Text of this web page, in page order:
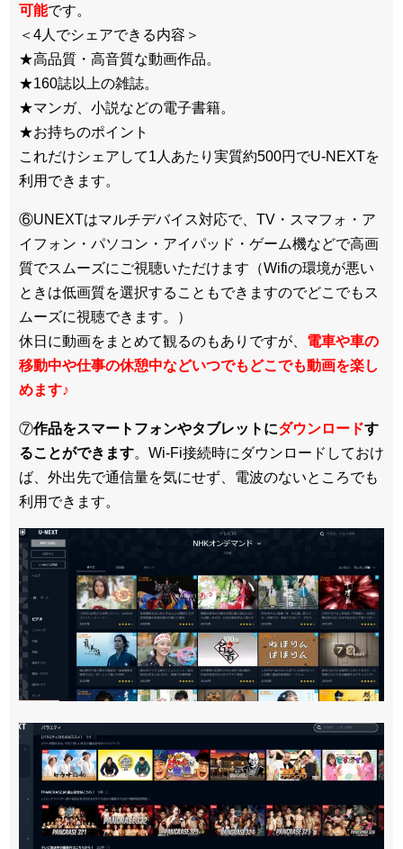
可能です。
＜4人でシェアできる内容＞
★高品質・高音質な動画作品。
★160誌以上の雑誌。
★マンガ、小説などの電子書籍。
★お持ちのポイント
これだけシェアして1人あたり実質約500円でU-NEXTを
利用できます。
⑥UNEXTはマルチデバイス対応で、TV・スマフォ・ア
イフォン・パソコン・アイパッド・ゲーム機などで高画
質でスムーズにご視聴いただけます（Wifiの環境が悪い
ときは低画質を選択することもできますのでどこでもス
ムーズに視聴できます。）
休日に動画をまとめて観るのもありですが、 電車や車の
移動中や仕事の休憩中などいつでもどこでも動画を楽し
めます♪
⑦作品をスマートフォンやタブレットにダウンロードす
ることができます。Wi-Fi接続時にダウンロードしておけ
ば、外出先で通信量を気にせず、電波のないところでも
利用できます。